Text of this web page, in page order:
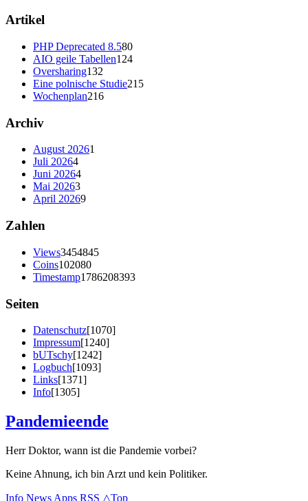
Artikel
PHP Deprecated 8.580
AIO geile Tabellen124
Oversharing132
Eine polnische Studie215
Wochenplan216
Archiv
August 20261
Juli 20264
Juni 20264
Mai 20263
April 20269
Zahlen
Views3454845
Coins102080
Timestamp1786208393
Seiten
Datenschutz[1070]
Impressum[1240]
bUTschy[1242]
Logbuch[1093]
Links[1371]
Info[1305]
Pandemieende
Herr Doktor, wann ist die Pandemie vorbei?
Keine Ahnung, ich bin Arzt und kein Politiker.
Info News Apps RSS △Top